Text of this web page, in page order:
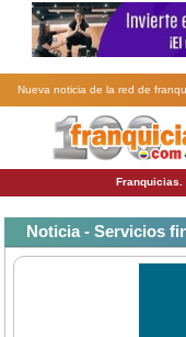
Nueva noticia de la red de
Franquicias.
Noticia - Servicios